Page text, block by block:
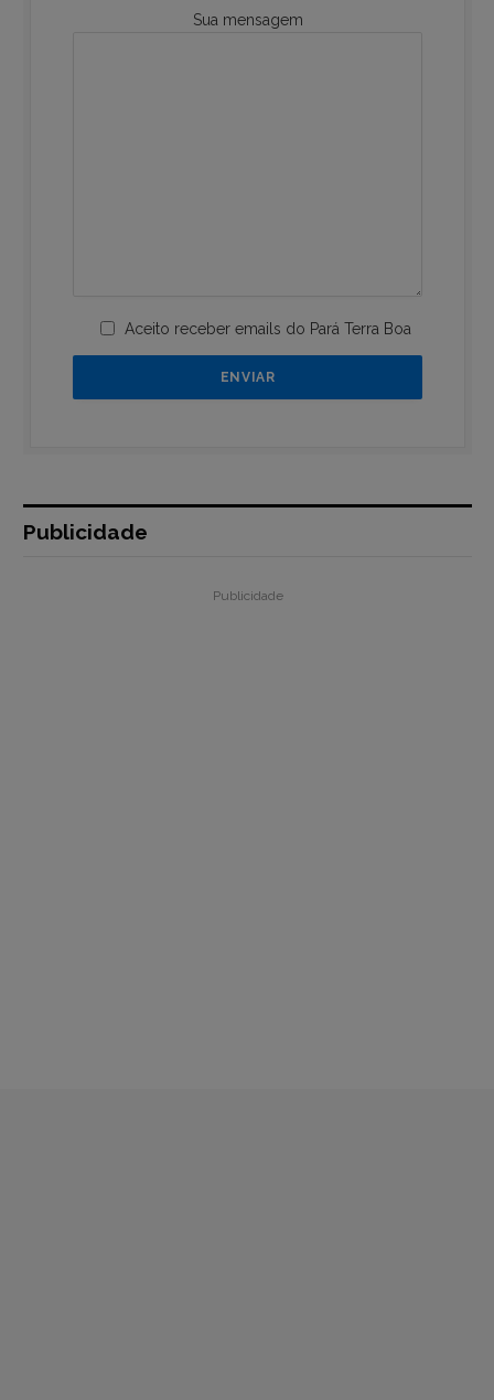
Sua mensagem
Aceito receber emails do Pará Terra Boa
Publicidade
Publicidade